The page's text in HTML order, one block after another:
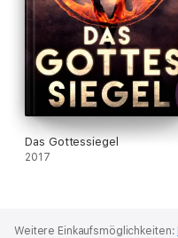
Das Gottessiegel
2017
Weitere Einkaufsmöglichkeiten: